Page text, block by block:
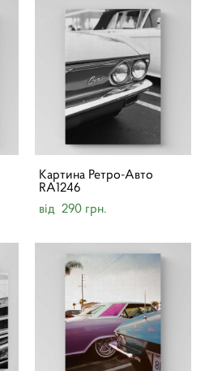
Картина Ретро-Авто
RA1246
від 290 грн.